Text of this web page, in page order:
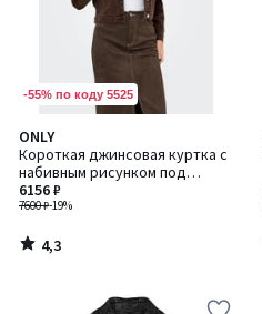
-55% по коду 5525
ONLY
Короткая джинсовая куртка с
набивным рисунком под
леопарда
7600 ₽-19%
6156 ₽
4,3
/ 5
4,3
/